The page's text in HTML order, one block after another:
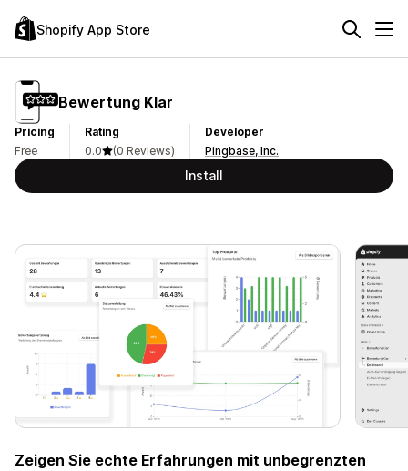
Shopify App Store
Bewertung Klar
Pricing
Free
Rating
0.0
(0 Reviews)
Developer
Pingbase, Inc.
Install
Zeigen Sie echte Erfahrungen mit unbegrenzten